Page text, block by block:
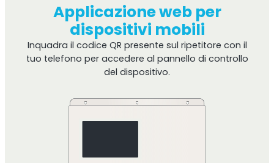
Applicazione web per
dispositivi mobili
Inquadra il codice QR presente sul ripetitore con il
tuo telefono per accedere al pannello di controllo
del dispositivo.